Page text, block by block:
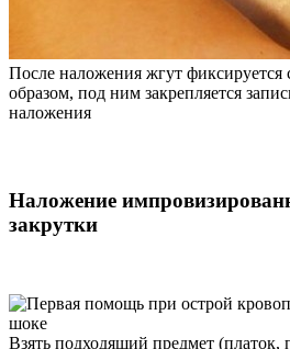
После наложения жгут фиксируется
образом, под ним закрепляется
наложения
Наложение
закрутки
Взять подходящий предмет (платок,